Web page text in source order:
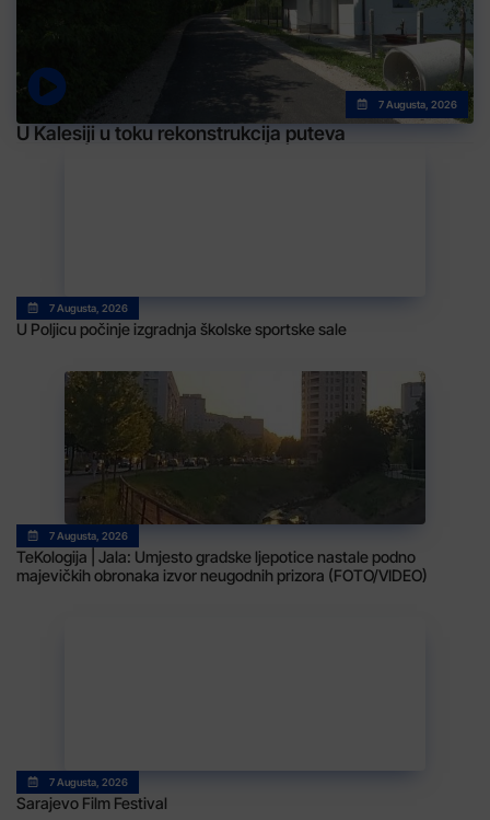
7 Augusta, 2026
U Kalesiji u toku rekonstrukcija puteva
7 Augusta, 2026
U Poljicu počinje izgradnja školske sportske sale
7 Augusta, 2026
TeKologija | Jala: Umjesto gradske ljepotice nastale podno
majevičkih obronaka izvor neugodnih prizora (FOTO/VIDEO)
7 Augusta, 2026
Sarajevo Film Festival